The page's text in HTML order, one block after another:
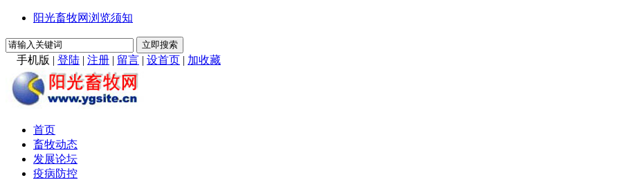
阳光畜牧网浏览须知
手机版 | 登陆 | 注册 | 留言 | 设首页 | 加收藏
首页
畜牧动态
发展论坛
疫病防控